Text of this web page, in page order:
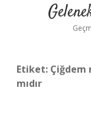
Etiket: Çiğdem
mıdır